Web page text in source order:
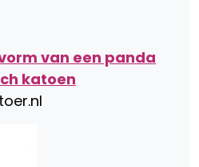
van een panda
katoen